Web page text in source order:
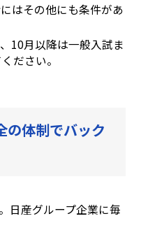
はその他にも条件があ
10月以降は一般入試ま
ださい。
の体制でバック
日産グループ企業に毎